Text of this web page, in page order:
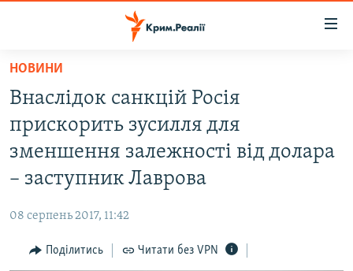
Перейти
основного
матеріалу
Перейти
до
основної
Перейти
пошуку
ВОДА.КРИМ
ВІДЕО ТА ФОТО
ПОГЛЯД
ІНТЕРВ'Ю
НОВИНИ
Внаслідок санкцій Росія
прискорить зусилля для
зменшення залежності від долара
– заступник Лаврова
08 серпень 2017, 11:42
Поділитись Читати без VPN